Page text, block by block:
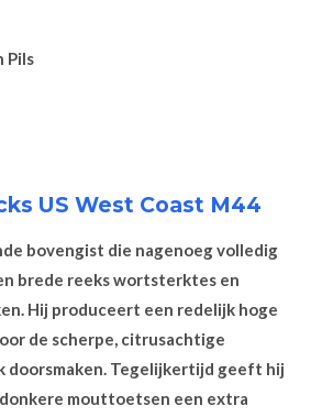
Pils
US West Coast M44
bovengist die nagenoeg volledig
brede reeks wortsterktes en
Hij produceert een redelijk hoge
de scherpe, citrusachtige
doorsmaken. Tegelijkertijd geeft hij
mouttoetsen een extra